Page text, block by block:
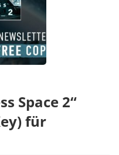
Space 2“
für